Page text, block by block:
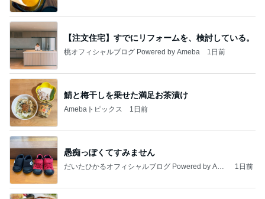
【注文住宅】すでにリフォームを、検討している。
桃オフィシャルブログ Powered by Ameba 1日前
鯖と梅干しを乗せた満足お茶漬け
Amebaトピックス 1日前
愚痴っぽくてすみません
だいたひかるオフィシャルブログ Powered by Ame
1日前